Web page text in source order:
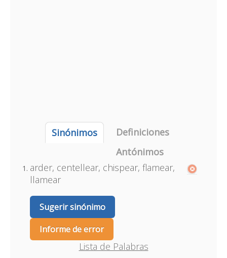
Sinónimos
Definiciones
Antónimos
arder, centellear, chispear, flamear,
llamear
Sugerir sinónimo
Informe de error
Lista de Palabras